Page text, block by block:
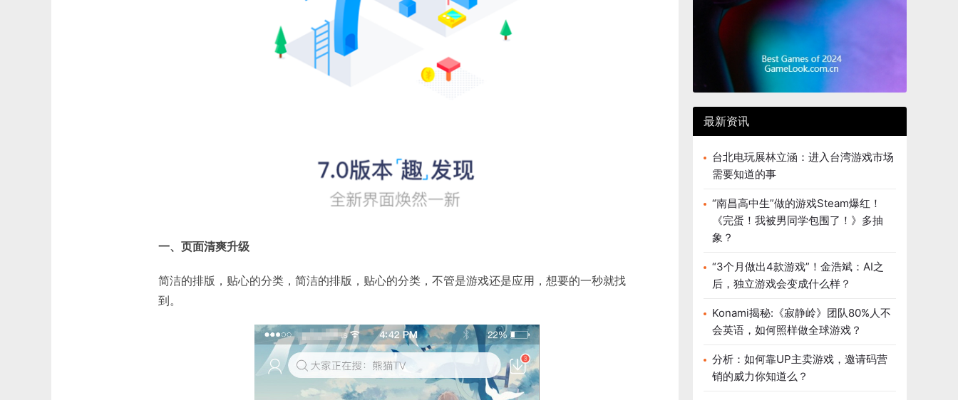
一、页面清爽升级
简洁的排版，贴心的分类，简洁的排版，贴心的分类，不管是游戏还是应用，想要的一秒就找
到。
最新资讯
台北电玩展林立涵：进入台湾游戏市场
需要知道的事
“南昌高中生”做的游戏Steam爆红！
《完蛋！我被男同学包围了！》多抽
象？
“3个月做出4款游戏”！金浩斌：AI之
后，独立游戏会变成什么样？
Konami揭秘:《寂静岭》团队80%人不
会英语，如何照样做全球游戏？
分析：如何靠UP主卖游戏，邀请码营
销的威力你知道么？